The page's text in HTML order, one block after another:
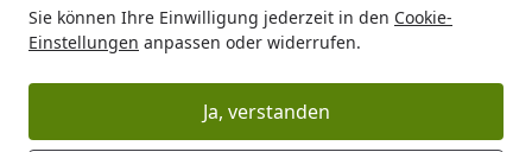
Sie können Ihre Einwilligung jederzeit in den Cookie-
Einstellungen anpassen oder widerrufen.
Ja, verstanden
Ihre Artikelübersicht